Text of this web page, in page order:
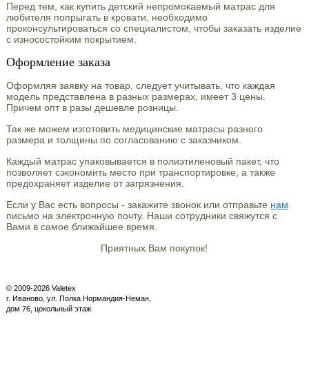
Перед тем, как купить детский непромокаемый матрас для
любителя попрыгать в кровати, необходимо
проконсультироваться со специалистом, чтобы заказать изделие
с износостойким покрытием.
Оформление заказа
Оформляя заявку на товар, следует учитывать, что каждая
модель представлена в разных размерах, имеет 3 цены.
Причем опт в разы дешевле розницы.
Так же можем изготовить медицинские матраcы разного
размера и толщины по согласованию с заказчиком.
Каждый матрас упаковывается в полиэтиленовый пакет, что
позволяет сэкономить место при транспортировке, а также
предохраняет изделие от загрязнения.
Если у Вас есть вопросы - закажите звонок или отправьте нам
письмо на электронную почту. Наши сотрудники свяжутся с
Вами в самое ближайшее время.
Приятных Вам покупок!
© 2009-2026 Valetex
г. Иваново, ул. Полка Нормандия-Неман,
дом 76, цокольный этаж